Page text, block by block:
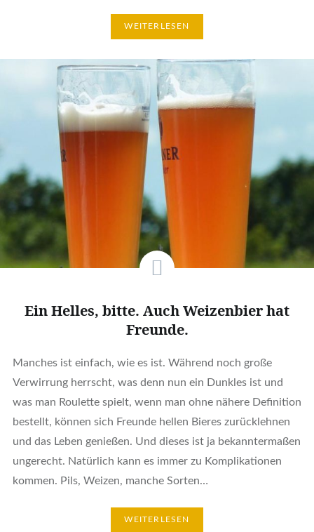
WEITERLESEN
Ein Helles, bitte. Auch Weizenbier hat
Freunde.
Manches ist einfach, wie es ist. Während noch große
Verwirrung herrscht, was denn nun ein Dunkles ist und
was man Roulette spielt, wenn man ohne nähere Definition
bestellt, können sich Freunde hellen Bieres zurücklehnen
und das Leben genießen. Und dieses ist ja bekanntermaßen
ungerecht. Natürlich kann es immer zu Komplikationen
kommen. Pils, Weizen, manche Sorten…
WEITERLESEN